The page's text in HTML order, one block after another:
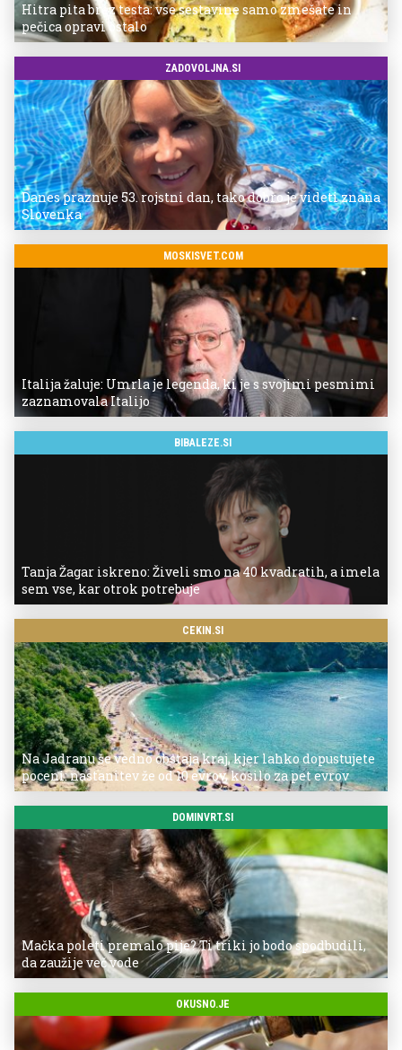
Hitra pita brez testa: vse sestavine samo zmešate in
pečica opravi ostalo
ZADOVOLJNA.SI
Danes praznuje 53. rojstni dan, tako dobro je videti znana
Slovenka
MOSKISVET.COM
Italija žaluje: Umrla je legenda, ki je s svojimi pesmimi
zaznamovala Italijo
BIBALEZE.SI
Tanja Žagar iskreno: Živeli smo na 40 kvadratih, a imela
sem vse, kar otrok potrebuje
CEKIN.SI
Na Jadranu še vedno obstaja kraj, kjer lahko dopustujete
poceni: nastanitev že od 10 evrov, kosilo za pet evrov
DOMINVRT.SI
Mačka poleti premalo pije? Ti triki jo bodo spodbudili,
da zaužije več vode
OKUSNO.JE